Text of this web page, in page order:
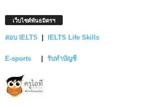
เว็บไซต์พันธมิตรฯ
สอบ IELTS IELTS Life Skills
E-sports รับทำบัญชี